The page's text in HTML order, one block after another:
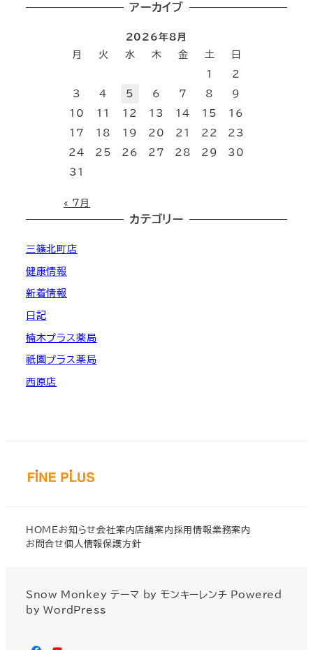
アーカイブ
2026年8月
月
火 水 木 金 土
日
1
2
3
4 5 6 7 8
9
10
11 12 13 14 15
16
17
18 19 20 21 22
23
24
25 26 27 28 29
30
31
« 7月
カテゴリー
三篠北町店
健康情報
新着情報
日記
楠木プラス薬局
祇園プラス薬局
西原店
HOMEお知らせ会社案内店舗案内採用情報業務案内
お問合せ個人情報保護方針
Snow Monkey テーマ byモンキーレンチ Powered
byWordPress